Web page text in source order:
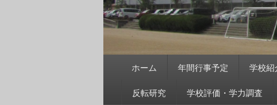
ホーム 年間行事予定 学校紹
反転研究 学校評価・学力調査